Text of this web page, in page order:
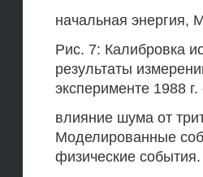
начальная энергия,
Рис. 7: Калибровка
результаты
эксперименте 1988
влияние шума от
Моделированные
физические события.